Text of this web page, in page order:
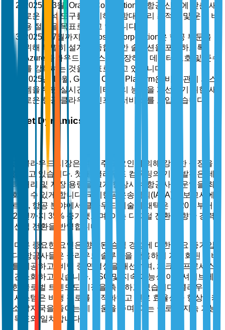
2025년 3월, Oracle Corporation은 항공 산업에 맞춘 새
로운 분석 도구를 출시하여 함대 관리 최적화 및 운영 비
용 절감을 목표로 하고 있습니다.
2025년 7월까지 Microsoft Corporation은 항공 부문을
위해 특별히 설계된 종합 보안 솔루션을 포함하도록
Azure 클라우드 서비스를 확장하여 데이터 보호 및 준수
를 강화하는 것을 목표로 하고 있습니다.
2025년 10월, Google Cloud Platform은 비행 관리 시스
템을 위한 실시간 데이터 처리 능력을 개선하기 위한 새
로운 항공 클라우드 인프라 서비스 를 도입했습니다.
Market Dynamics
항공 클라우드 시장은 여러 주요 요인에 의해 강력한 성장을
경험하고 있습니다. 첫째, 클라우드 컴퓨팅의 기술 발전은 데
이터 처리 및 저장 용량을 크게 향상시켜 항공사가 운영을 최
적화할 수 있게 합니다. 국제항공운송협회(IATA)의 보고서에
따르면, 항공 분야에서 클라우드 기술의 채택은 2020년부터
2023년까지 35% 증가했으며, 이는 디지털 전환을 향한 강력
한 산업 전환을 반영합니다.
또 다른 중요한 요인은 향상된 승객 경험에 대한 수요 증가입
니다. 항공사들은 클라우드 솔루션을 활용하여 개인화된 서비
스를 제공하고, 비행 중 연결성을 개선하며, 체크인 프로세스
를 간소화하고 있습니다. ESG 및 지속 가능성 이니셔티브에
대한 글로벌 트렌드도 시장을 촉진하고 있습니다. 클라우드 기
반 시스템은 비행 경로를 최적화하고 연료 효율성을 향상시켜
탄소 발자국을 줄이는 데 도움을 주며, 이는 글로벌 지속 가능
성 목표와 일치합니다.